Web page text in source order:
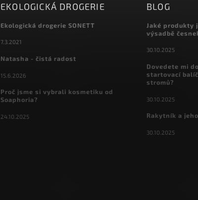
EKOLOGICKÁ DROGERIE
Ekologická drogerie SONETT
7.3.2021
Natasha - čistá radost
15.6.2026
Proč jsme si vybrali kosmetiku od
Soaphoria?
24.10.2025
BLOG
Jaké produkty
výsadbě
30.10.2025
Dovedete mi
startovací
stromů?
30.10.2025
Rakytník a
30.10.2025